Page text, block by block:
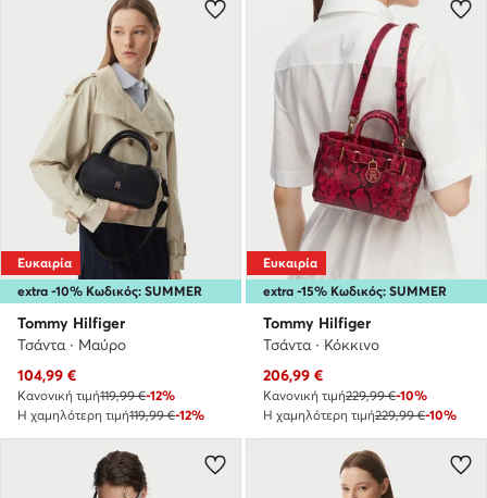
extra -10% Κωδικός: SUMMER
Ευκαιρία
Tommy Hilfiger
Τσάντα · Μαύρο
Τρέχουσα τιμή
104,99 €
Κανονική τιμή119,99 €-12%
Η χαμηλότερη τιμή119,99 €-12%
extra -15% Κωδικός: SUMMER
Ευκαιρία
Tommy Hilfiger
Τσάντα · Κόκκινο
Τρέχουσα τιμή
206,99 €
Κανονική τιμή229,99 €-10%
Η χαμηλότερη τιμή229,99 €-10%